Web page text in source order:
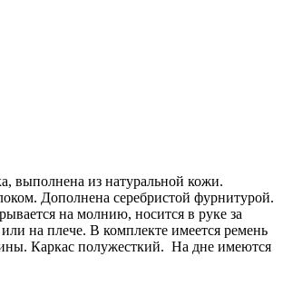
выполнена из натуральной кожи.
Дополнена серебристой фурнитурой.
на молнию, носится в руке за
на плече. В комплекте имеется ремень
Каркас полужесткий. На дне имеются